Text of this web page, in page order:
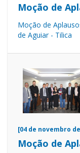
Moção de
Moção de
de Aguiar - Tilica
[04 de novembro
Moção de